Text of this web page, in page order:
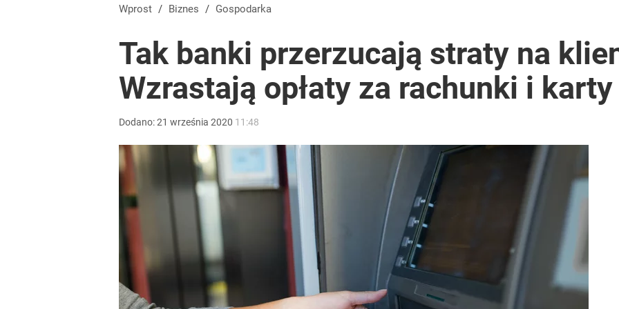
Wielkie pieniądze w Eurojackpot. Polak zgarnął ponad dwa miliony złotych
Tajemnica paragonów grozy. Tak restauratorzy manipulują cenami nad morzem
Blisko 200 tys. takich aktów w rok. Polacy masowo przekazują sobie nieruchomości
Wprost / Biznes / Gospodarka
Tak banki przerzucają straty na
Wzrastają opłaty za rachunki i karty
Dodano:21 września 2020 11:48